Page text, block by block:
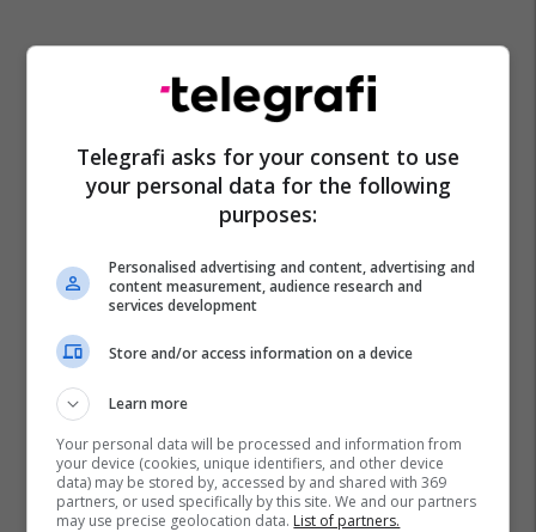
Qeveria E Kosoves
Ministria Per Pune Dhe Familje
Albin Kurti
Telegrafi asks for your consent to use
your personal data for the following
purposes:
Personalised advertising and content, advertising and
content measurement, audience research and
services development
Store and/or access information on a device
Learn more
Your personal data will be processed and information from
your device (cookies, unique identifiers, and other device
data) may be stored by, accessed by and shared with 369
partners, or used specifically by this site. We and our partners
may use precise geolocation data. List of partners.